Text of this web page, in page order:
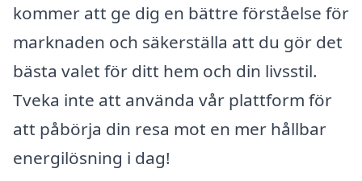
kommer att ge dig en bättre förståelse för
marknaden och säkerställa att du gör det
bästa valet för ditt hem och din livsstil.
Tveka inte att använda vår plattform för
att påbörja din resa mot en mer hållbar
energilösning i dag!